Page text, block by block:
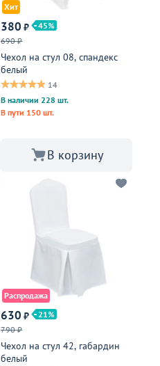
Хит
380 ₽
45
690 ₽
Чехол на стул 08, спандекс
белый
14
В наличии 228 шт.
В пути 150 шт.
В корзину
Распродажа
630 ₽
21
790 ₽
Чехол на стул 42, габардин
белый